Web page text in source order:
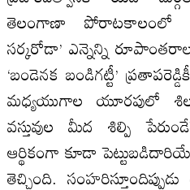
తెలంగాణా పోరాటకాలంలో
సర్కరోడా’ ఎన్నెన్ని
‘బండెనక బండిగట్టీ’
మధ్యయుగాల యూరపులో
వస్తువుల మీద శిల్పి
ఆర్థికంగా కూడా పెట్టుబడిదారియే
తెచ్చింది.